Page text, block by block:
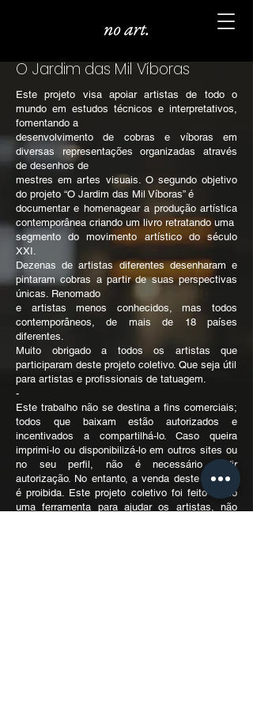
O Jardim das Mil Víboras
Este projeto visa apoiar artistas de todo o
mundo em estudos técnicos e interpretativos,
fomentando a
desenvolvimento de cobras e víboras em
diversas representações organizadas através
de desenhos de
mestres em artes visuais. O segundo objetivo
do projeto “O Jardim das Mil Víboras” é
documentar e homenagear a produção artística
contemporânea criando um livro retratando uma
segmento do movimento artístico do século
XXI.
Dezenas de artistas diferentes desenharam e
pintaram cobras a partir de suas perspectivas
únicas. Renomado
e artistas menos conhecidos, mas todos
contemporâneos, de mais de 18 países
diferentes.
Muito obrigado a todos os artistas que
participaram deste projeto coletivo. Que seja útil
para artistas e profissionais de tatuagem.
-
Este trabalho não se destina a fins comerciais;
todos que baixam estão autorizados e
incentivados a compartilhá-lo. Caso queira
imprimi-lo ou disponibilizá-lo em outros sites ou
no seu perfil, não é necessário pedir
autorização. No entanto, a venda deste produto
é proibida. Este projeto coletivo foi feito como
uma ferramenta para ajudar os artistas, não